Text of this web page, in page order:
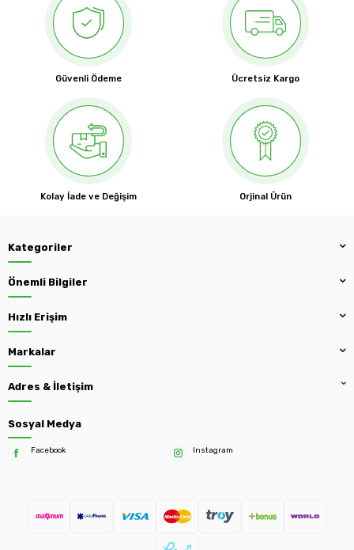
Güvenli Ödeme Ücretsiz Kargo
Kolay İade ve Değişim Orjinal Ürün
Kategoriler
Önemli Bilgiler
Hızlı Erişim
Markalar
Adres & İletişim
Sosyal Medya
Facebook Instagram